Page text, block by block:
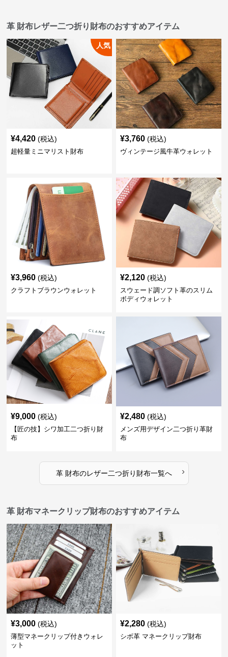
革 財布レザー二つ折り財布のおすすめアイテム
人気
¥4,420 (税込)
超軽量ミニマリスト財布
¥3,760 (税込)
ヴィンテージ風牛革ウォレット
¥3,960 (税込)
クラフトブラウンウォレット
¥2,120 (税込)
スウェード調ソフト革のスリム
ボディウォレット
¥9,000 (税込)
【匠の技】シワ加工二つ折り財
布
¥2,480 (税込)
メンズ用デザイン二つ折り革財
布
革 財布のレザー二つ折り財布一覧へ ›
革 財布マネークリップ財布のおすすめアイテム
¥3,000 (税込)
薄型マネークリップ付きウォレ
ット
¥2,280 (税込)
シボ革 マネークリップ財布